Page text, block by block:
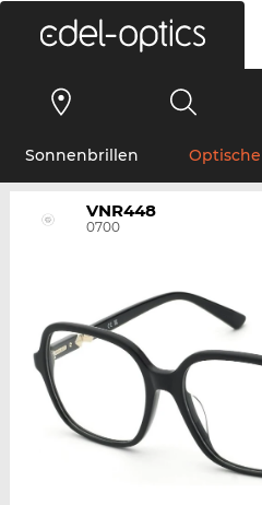
Sonnenbrillen
VNR448
0700